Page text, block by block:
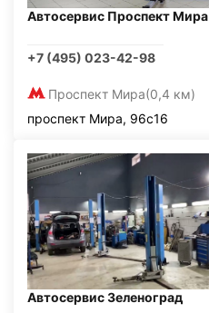
Автосервис Проспект Мира
+7 (495) 023-42-98
Проспект Мира(0,4 км)
проспект Мира, 96с16
Автосервис Зеленоград